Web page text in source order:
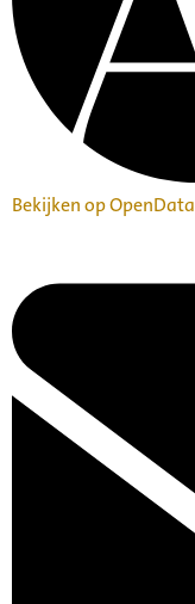
Bekijken op OpenData